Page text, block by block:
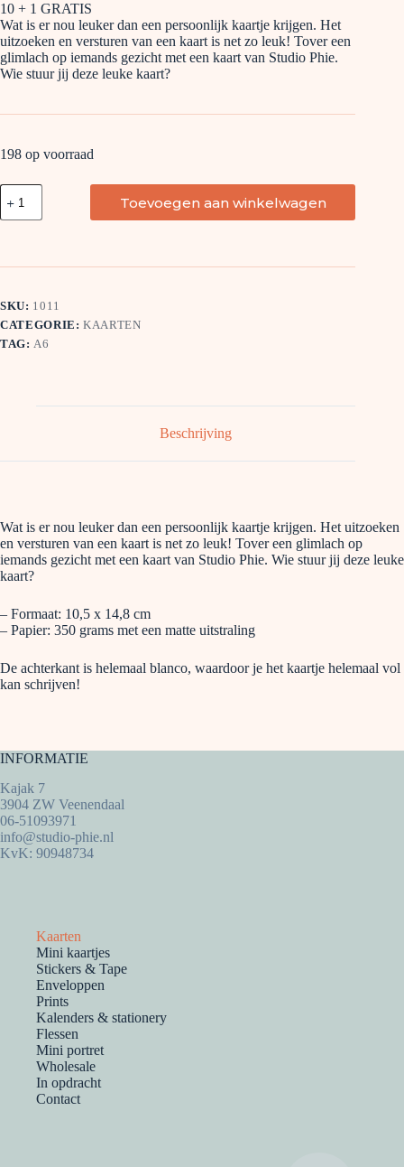
10 + 1 GRATIS
Wat is er nou leuker dan een persoonlijk kaartje krijgen. Het
uitzoeken en versturen van een kaart is net zo leuk! Tover een
glimlach op iemands gezicht met een kaart van Studio Phie.
Wie stuur jij deze leuke kaart?
198 op voorraad
Beterschap
eendje
aantal
Toevoegen aan winkelwagen
SKU: 1011
CATEGORIE:KAARTEN
TAG:A6
Beschrijving
Wat is er nou leuker dan een persoonlijk kaartje krijgen. Het uitzoeken
en versturen van een kaart is net zo leuk! Tover een glimlach op
iemands gezicht met een kaart van Studio Phie. Wie stuur jij deze leuke
kaart?
– Formaat: 10,5 x 14,8 cm
– Papier: 350 grams met een matte uitstraling
De achterkant is helemaal blanco, waardoor je het kaartje helemaal vol
kan schrijven!
INFORMATIE
Kajak 7
3904 ZW Veenendaal
06-51093971
info@studio-phie.nl
KvK: 90948734
Kaarten
Mini kaartjes
Stickers & Tape
Enveloppen
Prints
Kalenders & stationery
Flessen
Mini portret
Wholesale
In opdracht
Contact